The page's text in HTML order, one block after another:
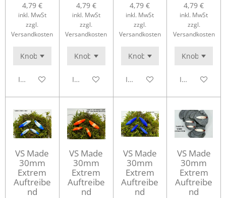
4,79 €
inkl. MwSt
zzgl.
Versandkosten
In den Warenkorb
4,79 €
inkl. MwSt
zzgl.
Versandkosten
In den Warenkorb
4,79 €
inkl. MwSt
zzgl.
Versandkosten
In den Warenkorb
4,79 €
inkl. MwSt
zzgl.
Versandkosten
In den
VS Made
30mm
Extrem
Auftreibe
nd
VS Made
30mm
Extrem
Auftreibe
nd
VS Made
30mm
Extrem
Auftreibe
nd
VS Made
30mm
Extrem
Auftreibe
nd